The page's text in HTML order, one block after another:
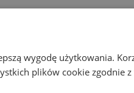
wygodę użytkowania.
plików cookie zgodnie